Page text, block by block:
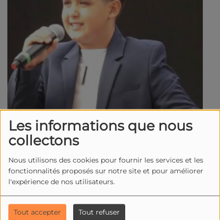
Les informations que nous
collectons
Nous utilisons des cookies pour fournir les services et les
fonctionnalités proposés sur notre site et pour améliorer
l'expérience de nos utilisateurs.
Tout accepter Tout refuser